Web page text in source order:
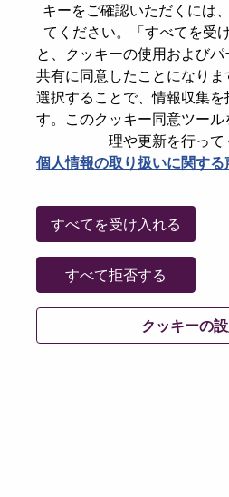
キーをご確認いただくには、
てください。「すべてを受
と、クッキーの使用および
共有に同意したことになり
選択することで、情報収集
す。このクッキー同意ツー
理や更新を行って
個人情報の取り扱いに関す
クッキーの
すべてを受け入れる
すべて拒否する
パスワードをリセット
emailに送ります
パスワードをリセットください
E-mail*
Go Back